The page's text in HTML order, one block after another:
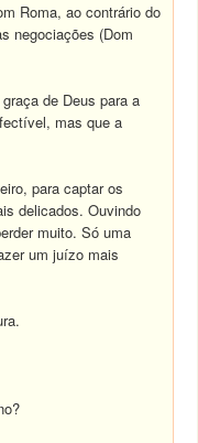
Roma, ao contrário do
negociações (Dom
de Deus para a
mas que a
para captar os
delicados. Ouvindo
muito. Só uma
um juízo mais